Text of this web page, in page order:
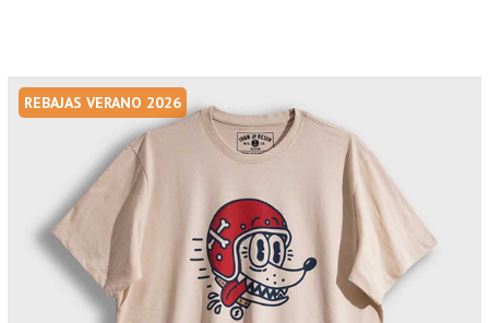
REBAJAS VERANO 2026